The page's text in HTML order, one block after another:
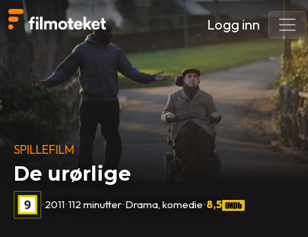
Logg inn
SPILLEFILM
De urørlige
•2011•112 minutter•Drama, komedie•8,5